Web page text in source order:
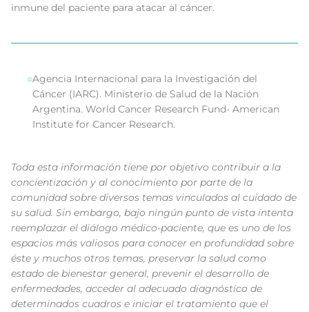
inmune del paciente para atacar al cáncer.
Agencia Internacional para la Investigación del
Cáncer (IARC). Ministerio de Salud de la Nación
Argentina. World Cancer Research Fund- American
Institute for Cancer Research.
Toda esta información tiene por objetivo contribuir a la
concientización y al conocimiento por parte de la
comunidad sobre diversos temas vinculados al cuidado de
su salud. Sin embargo, bajo ningún punto de vista intenta
reemplazar el diálogo médico-paciente, que es uno de los
espacios más valiosos para conocer en profundidad sobre
éste y muchos otros temas, preservar la salud como
estado de bienestar general, prevenir el desarrollo de
enfermedades, acceder al adecuado diagnóstico de
determinados cuadros e iniciar el tratamiento que el